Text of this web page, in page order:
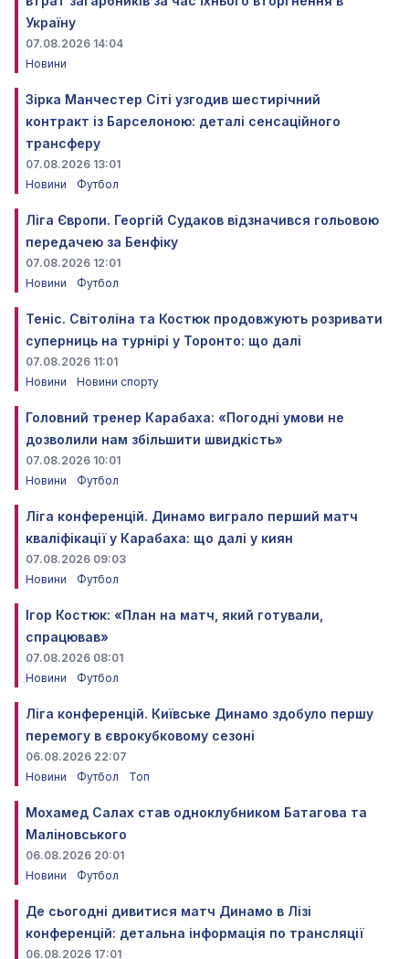
Україну
07.08.2026 14:04
Новини
Зірка Манчестер Сіті узгодив шестирічний
контракт із Барселоною: деталі сенсаційного
трансферу
07.08.2026 13:01
Новини
Футбол
Ліга Європи. Георгій Судаков відзначився гольовою
передачею за Бенфіку
07.08.2026 12:01
Новини
Футбол
Теніс. Світоліна та Костюк продовжують розривати
суперниць на турнірі у Торонто: що далі
07.08.2026 11:01
Новини
Новини спорту
Головний тренер Карабаха: «Погодні умови не
дозволили нам збільшити швидкість»
07.08.2026 10:01
Новини
Футбол
Ліга конференцій. Динамо виграло перший матч
кваліфікації у Карабаха: що далі у киян
07.08.2026 09:03
Новини
Футбол
Ігор Костюк: «План на матч, який готували,
спрацював»
07.08.2026 08:01
Новини
Футбол
Ліга конференцій. Київське Динамо здобуло першу
перемогу в єврокубковому сезоні
06.08.2026 22:07
Новини
Футбол Топ
Мохамед Салах став одноклубником Батагова та
Маліновського
06.08.2026 20:01
Новини
Футбол
Де сьогодні дивитися матч Динамо в Лізі
конференцій: детальна інформація по трансляції
06.08.2026 17:01